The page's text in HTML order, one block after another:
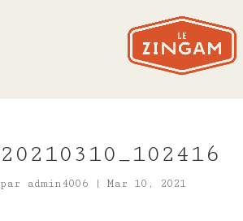
20210310_102416
par admin4006 | Mar 10, 2021